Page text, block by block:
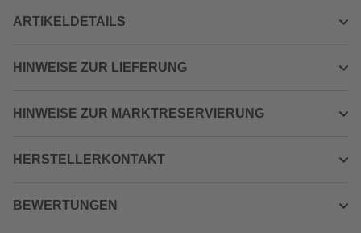
ARTIKELDETAILS
HINWEISE ZUR LIEFERUNG
HINWEISE ZUR MARKTRESERVIERUNG
HERSTELLERKONTAKT
BEWERTUNGEN